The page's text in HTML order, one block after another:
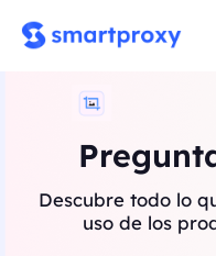
Descubre todo lo
uso de los